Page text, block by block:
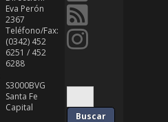
Eva Perón
2367
Teléfono/Fax:
(0342) 452
6251 / 452
6288
S3000BVG
Santa Fe
Capital